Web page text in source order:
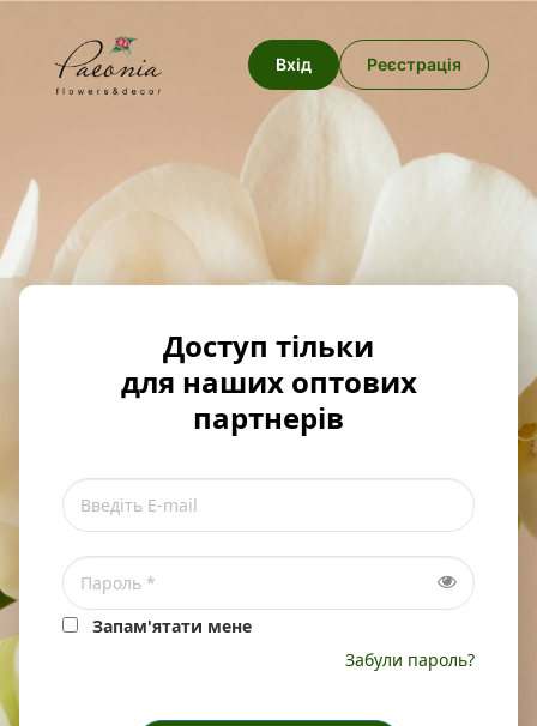
Вхід Реєстрація
Доступ тільки
для наших оптових
партнерів
Запам'ятати мене
Забули пароль?